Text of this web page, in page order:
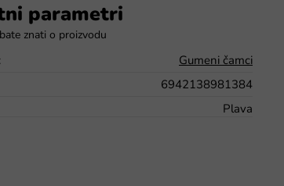
parametri
:
Gumeni čamci
6942138981384
Plava